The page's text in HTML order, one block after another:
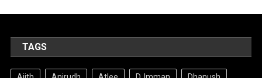
TAGS